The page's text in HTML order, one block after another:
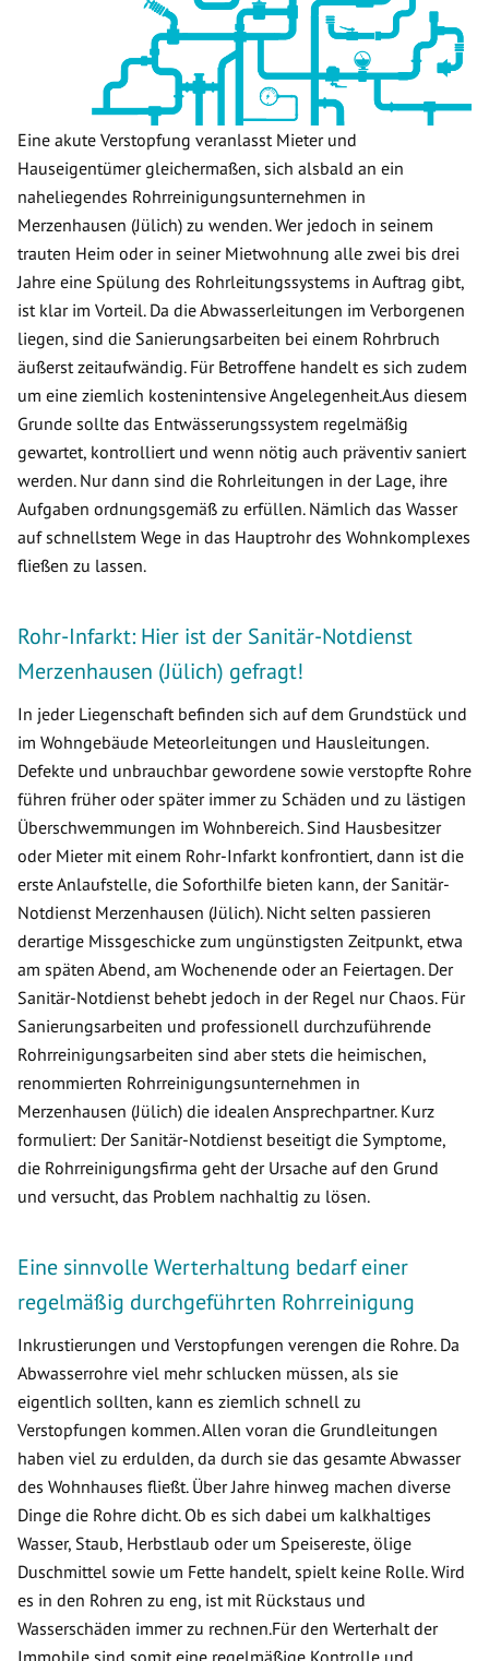
Eine akute Verstopfung veranlasst Mieter und
Hauseigentümer gleichermaßen, sich alsbald an ein
naheliegendes Rohrreinigungsunternehmen in
Merzenhausen (Jülich) zu wenden. Wer jedoch in seinem
trauten Heim oder in seiner Mietwohnung alle zwei bis drei
Jahre eine Spülung des Rohrleitungssystems in Auftrag gibt,
ist klar im Vorteil. Da die Abwasserleitungen im Verborgenen
liegen, sind die Sanierungsarbeiten bei einem Rohrbruch
äußerst zeitaufwändig. Für Betroffene handelt es sich zudem
um eine ziemlich kostenintensive Angelegenheit.Aus diesem
Grunde sollte das Entwässerungssystem regelmäßig
gewartet, kontrolliert und wenn nötig auch präventiv saniert
werden. Nur dann sind die Rohrleitungen in der Lage, ihre
Aufgaben ordnungsgemäß zu erfüllen. Nämlich das Wasser
auf schnellstem Wege in das Hauptrohr des Wohnkomplexes
fließen zu lassen.
Rohr-Infarkt: Hier ist der Sanitär-Notdienst
Merzenhausen (Jülich) gefragt!
In jeder Liegenschaft befinden sich auf dem Grundstück und
im Wohngebäude Meteorleitungen und Hausleitungen.
Defekte und unbrauchbar gewordene sowie verstopfte Rohre
führen früher oder später immer zu Schäden und zu lästigen
Überschwemmungen im Wohnbereich. Sind Hausbesitzer
oder Mieter mit einem Rohr-Infarkt konfrontiert, dann ist die
erste Anlaufstelle, die Soforthilfe bieten kann, der Sanitär-
Notdienst Merzenhausen (Jülich). Nicht selten passieren
derartige Missgeschicke zum ungünstigsten Zeitpunkt, etwa
am späten Abend, am Wochenende oder an Feiertagen. Der
Sanitär-Notdienst behebt jedoch in der Regel nur Chaos. Für
Sanierungsarbeiten und professionell durchzuführende
Rohrreinigungsarbeiten sind aber stets die heimischen,
renommierten Rohrreinigungsunternehmen in
Merzenhausen (Jülich) die idealen Ansprechpartner. Kurz
formuliert: Der Sanitär-Notdienst beseitigt die Symptome,
die Rohrreinigungsfirma geht der Ursache auf den Grund
und versucht, das Problem nachhaltig zu lösen.
Eine sinnvolle Werterhaltung bedarf einer
regelmäßig durchgeführten Rohrreinigung
Inkrustierungen und Verstopfungen verengen die Rohre. Da
Abwasserrohre viel mehr schlucken müssen, als sie
eigentlich sollten, kann es ziemlich schnell zu
Verstopfungen kommen. Allen voran die Grundleitungen
haben viel zu erdulden, da durch sie das gesamte Abwasser
des Wohnhauses fließt. Über Jahre hinweg machen diverse
Dinge die Rohre dicht. Ob es sich dabei um kalkhaltiges
Wasser, Staub, Herbstlaub oder um Speisereste, ölige
Duschmittel sowie um Fette handelt, spielt keine Rolle. Wird
es in den Rohren zu eng, ist mit Rückstaus und
Wasserschäden immer zu rechnen.Für den Werterhalt der